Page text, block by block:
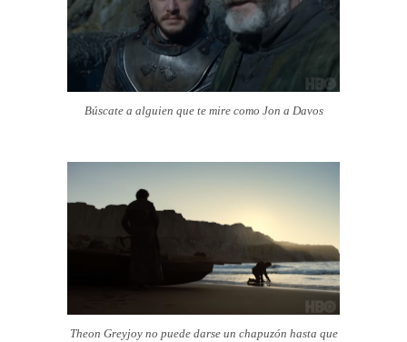
Búscate a alguien que te mire como Jon a Davos
Theon Greyjoy no puede darse un chapuzón hasta que